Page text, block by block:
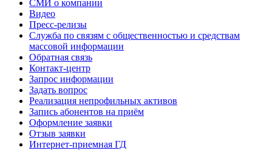
СМИ о компании
Видео
Пресс-релизы
Служба по связям с общественностью и средствам
массовой информации
Обратная связь
Контакт-центр
Запрос информации
Задать вопрос
Реализация непрофильных активов
Запись абонентов на приём
Оформление заявки
Отзыв заявки
Интернет-приемная ГД